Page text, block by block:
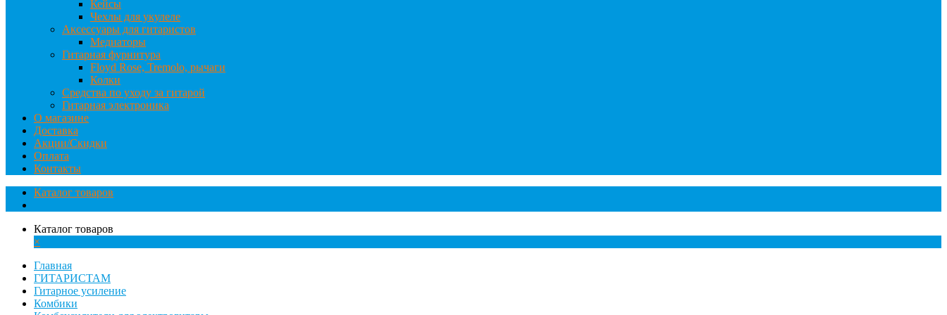
Кейсы
Чехлы для укулеле
Аксессуары для гитаристов
Медиаторы
Гитарная фурнитура
Floyd Rose, Tremolo, рычаги
Колки
Средства по уходу за гитарой
Гитарная электроника
О магазине
Доставка
Акции/Скидки
Оплата
Контакты
Каталог товаров
Каталог товаров
×
Главная
ГИТАРИСТАМ
Гитарное усиление
Комбики